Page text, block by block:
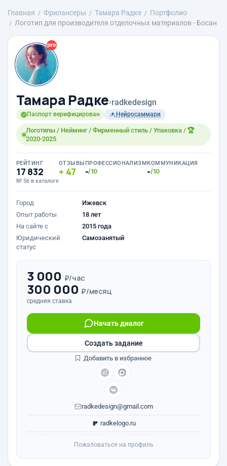
Главная Фрилансеры Тамара Радке
Портфолио
Логотип для производителя отделочных материалов - Босан
Тамара Радке›radkedesign
Паспорт верифицирован Нейросаммари
Логотипы / Нейминг / Фирменный стиль / Упаковка / 🏆
2020-2025
РЕЙТИНГ
17 832
№ 56 в каталоге
ОТЗЫВЫ
47
ПРОФЕССИОНАЛИЗМ
-/10
КОММУНИКАЦИЯ
-/10
Город
Ижевск
Опыт работы
18 лет
На сайте с
2015 года
Юридический
статус
Самозанятый
3 000 ₽/час
300 000 ₽/месяц
средняя ставка
Начать диалог
radkedesign@gmail.com
radkelogo.ru
Создать задание
Добавить в избранное
Пожаловаться на профиль